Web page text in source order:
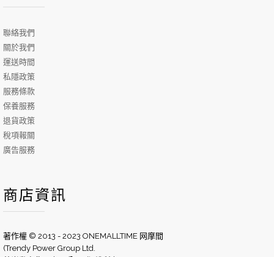
聯絡我們
關於我們
運送時間
私隱政策
服務條款
保養服務
退貨政策
稅項報關
廣告服務
商店資訊
著作權 © 2013 - 2023 ONEMALLTIME 网摩間
(Trendy Power Group Ltd.